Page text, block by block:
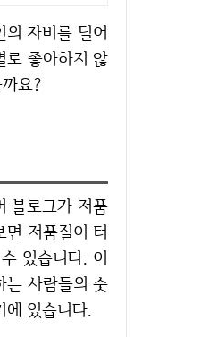
로 좋아하지 않
요?
면 저품질이 터
있습니다. 이
는 사람들의 숫
에 있습니다.